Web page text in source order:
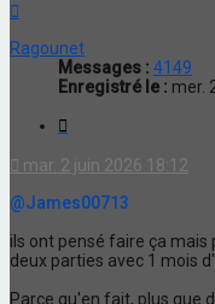
Ragounet
Messages : 4149
Enregistré le : mer.
mar. 2 juin 2026 18:12
@James00713
ils ont pensé faire ça mais
deux parties avec 1 mois
Parce qu'en fait, plus que